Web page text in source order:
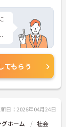
てもらう
日：2026年04月24日
ホーム
社会